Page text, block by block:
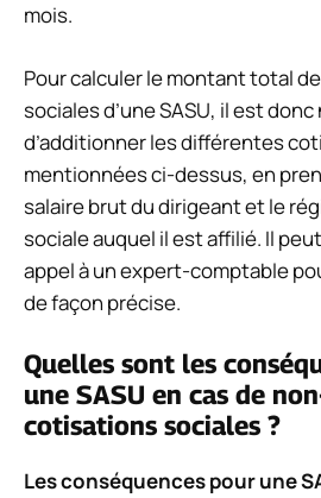
mois.
Pour calculer le montant total
sociales d’une SASU, il est
d’additionner les différentes
mentionnées ci-dessus, en
salaire brut du dirigeant et le
sociale auquel il est affilié. Il
appel à un expert-comptable
de façon précise.
Quelles sont les
une SASU en cas de
cotisations sociales ?
Les conséquences pour une